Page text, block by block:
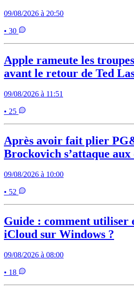
09/08/2026 à 20:50
• 30
Apple rameute les
avant le retour de Ted
09/08/2026 à 11:51
• 25
Après avoir fait plier
Brockovich s’attaque aux
09/08/2026 à 10:00
• 52
Guide : comment utiliser
iCloud sur Windows ?
09/08/2026 à 08:00
• 18